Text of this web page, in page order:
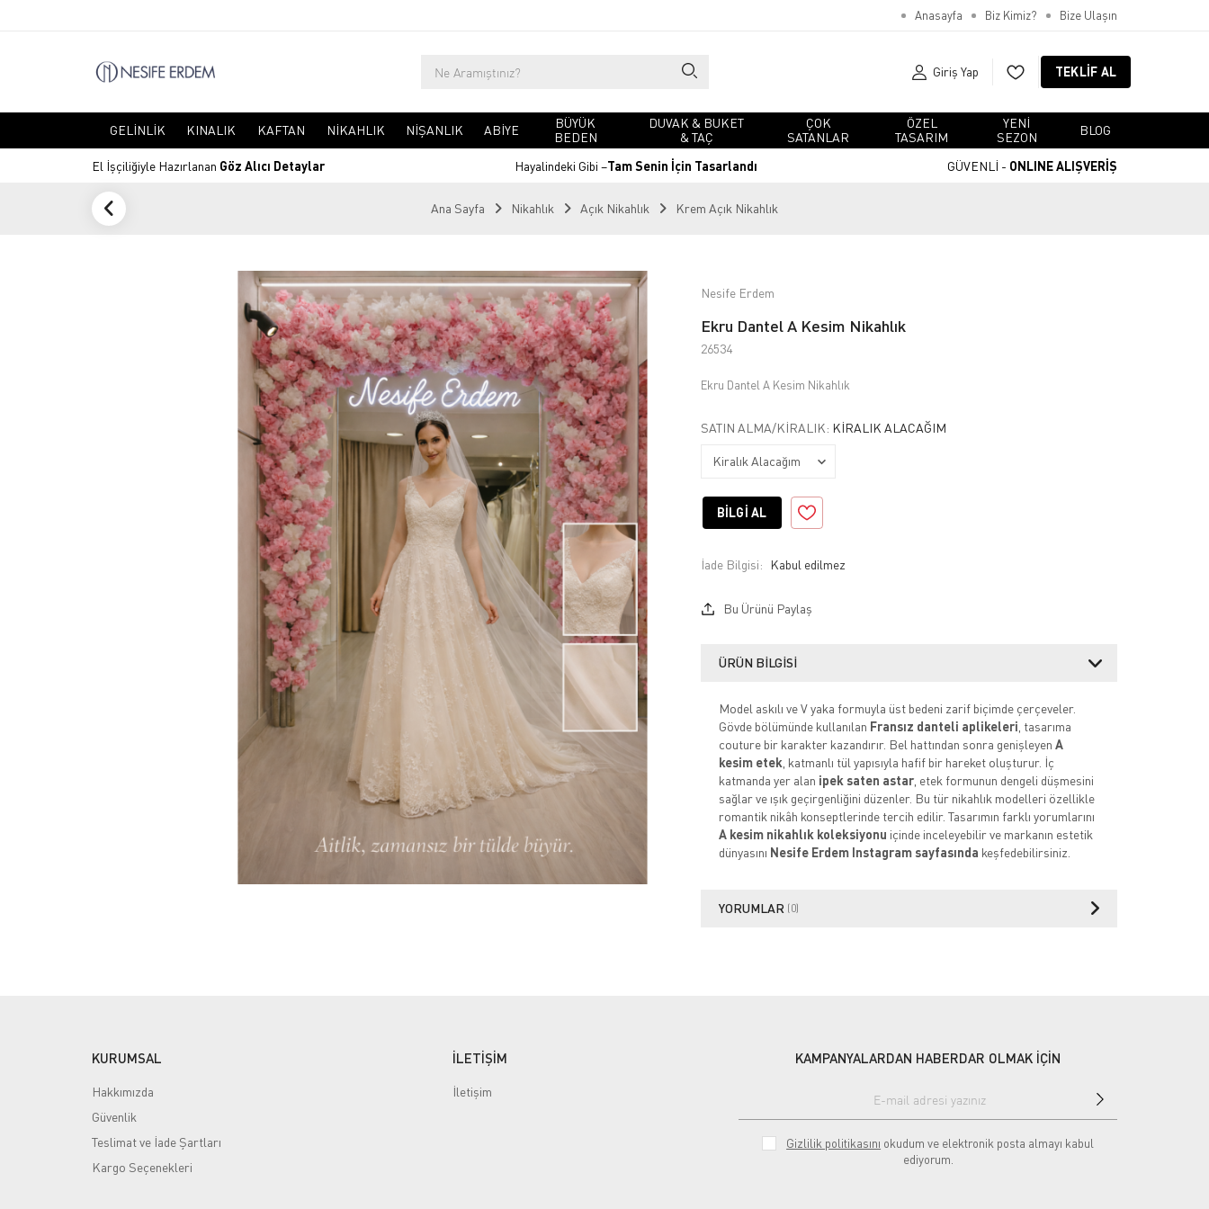
Anasayfa Biz Kimiz? Bize Ulaşın
Giriş Yap TEKLIF AL
GELINLIK KINALIK KAFTAN NIKAHLIK NIŞANLIK ABIYE
BÜYÜK
BEDEN
DUVAK & BUKET
& TAÇ
ÇOK
SATANLAR
ÖZEL
TASARIM
YENI
SEZON
BLOG
El İşçiliğiyle Hazırlanan Göz Alıcı Detaylar Hayalindeki Gibi –Tam Senin İçin Tasarlandı GÜVENLİ - ONLINE ALIŞVERİŞ
Ana Sayfa Nikahlık Açık Nikahlık Krem Açık Nikahlık
Nesife Erdem
Ekru Dantel A Kesim Nikahlık
26534
Ekru Dantel A Kesim Nikahlık
SATIN ALMA/KIRALIK: KIRALIK ALACAĞIM
BILGI AL
İade Bilgisi:
Bu Ürünü Paylaş
ÜRÜN BILGISI
Model askılı ve V yaka formuyla üst bedeni zarif biçimde çerçeveler.
Gövde bölümünde kullanılan Fransız danteli aplikeleri , tasarıma
couture bir karakter kazandırır. Bel hattından sonra genişleyen A
kesim etek , katmanlı tül yapısıyla hafif bir hareket oluşturur. İç
katmanda yer alan ipek saten astar, etek formunun dengeli düşmesini
sağlar ve ışık geçirgenliğini düzenler. Bu tür nikahlık modelleri özellikle
romantik nikâh konseptlerinde tercih edilir. Tasarımın farklı yorumlarını
A kesim nikahlık koleksiyonu içinde inceleyebilir ve markanın estetik
dünyasını Nesife Erdem Instagram sayfasında keşfedebilirsiniz.
YORUMLAR (0)
KURUMSAL
Hakkımızda
Güvenlik
Teslimat ve İade Şartları
Kargo Seçenekleri
İLETİŞİM
İletişim
KAMPANYALARDAN HABERDAR OLMAK İÇİN
Gizlilik politikasını okudum ve elektronik posta almayı kabul
ediyorum.